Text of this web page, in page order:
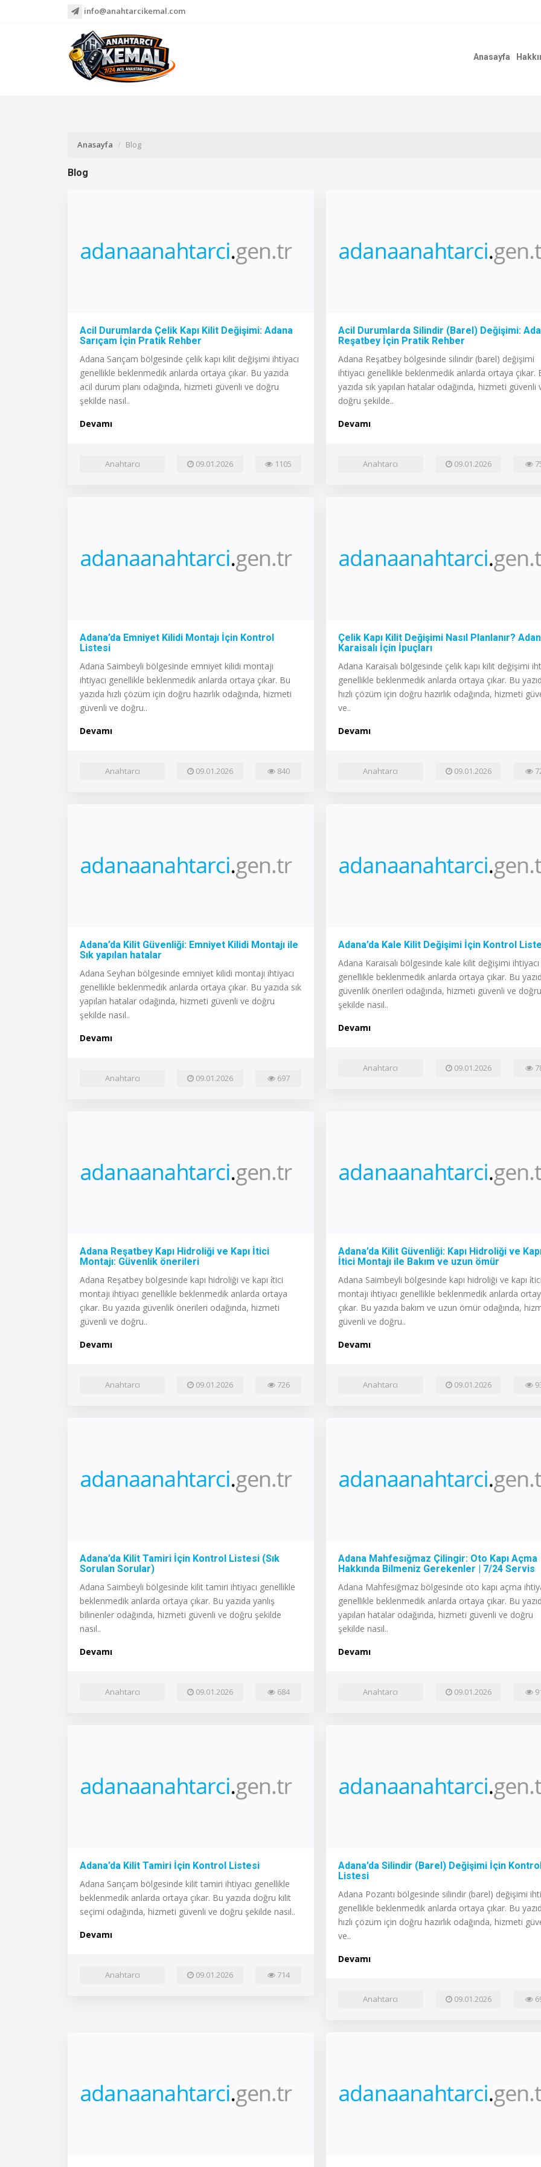
info@anahtarcikemal.com
Anasayfa
Anasayfa Blog
Blog
Acil Durumlarda Çelik Kapı Kilit Değişimi: Adana
Sarıçam İçin Pratik Rehber
Adana Sarıçam bölgesinde çelik kapı kilit değişimi ihtiyacı
genellikle beklenmedik anlarda ortaya çıkar. Bu yazıda
acil durum planı odağında, hizmeti güvenli ve doğru
şekilde nasıl..
Devamı
Anahtarcı 09.01.2026 1105
Acil Durumlarda Silindir (Barel) Değişimi:
Reşatbey İçin Pratik Rehber
Adana Reşatbey bölgesinde silindir (barel) değişimi
ihtiyacı genellikle beklenmedik anlarda ortaya çıkar.
yazıda sık yapılan hatalar odağında, hizmeti güvenli
doğru şekilde..
Devamı
Anahtarcı 09.01.2026
Adana’da Emniyet Kilidi Montajı İçin Kontrol
Listesi
Adana Saimbeyli bölgesinde emniyet kilidi montajı
ihtiyacı genellikle beklenmedik anlarda ortaya çıkar. Bu
yazıda hızlı çözüm için doğru hazırlık odağında, hizmeti
güvenli ve doğru..
Devamı
Anahtarcı 09.01.2026 840
Çelik Kapı Kilit Değişimi Nasıl Planlanır?
Karaisalı İçin İpuçları
Adana Karaisalı bölgesinde çelik kapı kilit değişimi
genellikle beklenmedik anlarda ortaya çıkar. Bu
hızlı çözüm için doğru hazırlık odağında, hizmeti
ve..
Devamı
Anahtarcı 09.01.2026
Adana’da Kilit Güvenliği: Emniyet Kilidi Montajı ile
Sık yapılan hatalar
Adana Seyhan bölgesinde emniyet kilidi montajı ihtiyacı
genellikle beklenmedik anlarda ortaya çıkar. Bu yazıda sık
yapılan hatalar odağında, hizmeti güvenli ve doğru
şekilde nasıl..
Devamı
Anahtarcı 09.01.2026 697
Adana’da Kale Kilit Değişimi İçin Kontrol
Adana Karaisalı bölgesinde kale kilit değişimi ihtiyacı
genellikle beklenmedik anlarda ortaya çıkar. Bu
güvenlik önerileri odağında, hizmeti güvenli ve doğru
şekilde nasıl..
Devamı
Anahtarcı 09.01.2026
Adana Reşatbey Kapı Hidroliği ve Kapı İtici
Montajı: Güvenlik önerileri
Adana Reşatbey bölgesinde kapı hidroliği ve kapı i̇tici
montajı ihtiyacı genellikle beklenmedik anlarda ortaya
çıkar. Bu yazıda güvenlik önerileri odağında, hizmeti
güvenli ve doğru..
Devamı
Anahtarcı 09.01.2026 726
Adana’da Kilit Güvenliği: Kapı Hidroliği ve
İtici Montajı ile Bakım ve uzun ömür
Adana Saimbeyli bölgesinde kapı hidroliği ve kapı i̇tici
montajı ihtiyacı genellikle beklenmedik anlarda
çıkar. Bu yazıda bakım ve uzun ömür odağında,
güvenli ve doğru..
Devamı
Anahtarcı 09.01.2026
Adana’da Kilit Tamiri İçin Kontrol Listesi (Sık
Sorulan Sorular)
Adana Saimbeyli bölgesinde kilit tamiri ihtiyacı genellikle
beklenmedik anlarda ortaya çıkar. Bu yazıda yanlış
bilinenler odağında, hizmeti güvenli ve doğru şekilde
nasıl..
Devamı
Anahtarcı 09.01.2026 684
Adana Mahfesığmaz Çilingir: Oto Kapı Açma
Hakkında Bilmeniz Gerekenler | 7/24 Servis
Adana Mahfesığmaz bölgesinde oto kapı açma
genellikle beklenmedik anlarda ortaya çıkar. Bu
yapılan hatalar odağında, hizmeti güvenli ve doğru
şekilde nasıl..
Devamı
Anahtarcı 09.01.2026
Adana’da Kilit Tamiri İçin Kontrol Listesi
Adana Sarıçam bölgesinde kilit tamiri ihtiyacı genellikle
beklenmedik anlarda ortaya çıkar. Bu yazıda doğru kilit
seçimi odağında, hizmeti güvenli ve doğru şekilde nasıl..
Devamı
Anahtarcı 09.01.2026 714
Adana’da Silindir (Barel) Değişimi İçin
Listesi
Adana Pozantı bölgesinde silindir (barel) değişimi
genellikle beklenmedik anlarda ortaya çıkar. Bu
hızlı çözüm için doğru hazırlık odağında, hizmeti
ve..
Devamı
Anahtarcı 09.01.2026